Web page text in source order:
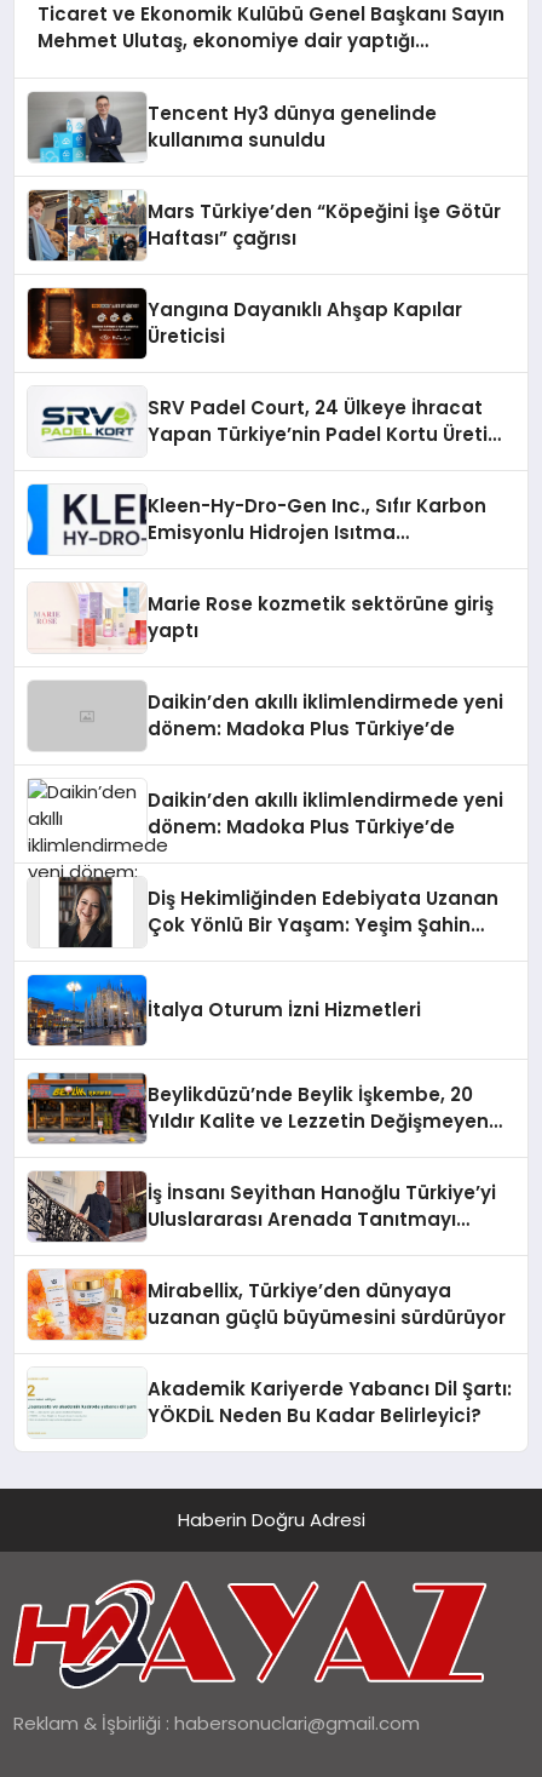
Ticaret ve Ekonomik Kulübü Genel Başkanı Sayın
Mehmet Ulutaş, ekonomiye dair yaptığı
Tencent Hy3 dünya genelinde
kullanıma sunuldu
Mars Türkiye’den “Köpeğini İşe Götür
Haftası” çağrısı
Yangına Dayanıklı Ahşap Kapılar
Üreticisi
SRV Padel Court, 24 Ülkeye İhracat
Yapan Türkiye’nin Padel Kortu Üretim
Kleen-Hy-Dro-Gen Inc., Sıfır Karbon
Emisyonlu Hidrojen Isıtma
Marie Rose kozmetik sektörüne giriş
yaptı
Daikin’den akıllı iklimlendirmede yeni
dönem: Madoka Plus Türkiye’de
Daikin’den akıllı iklimlendirmede yeni
dönem: Madoka Plus Türkiye’de
Diş Hekimliğinden Edebiyata Uzanan
Çok Yönlü Bir Yaşam: Yeşim Şahin
İtalya Oturum İzni Hizmetleri
Beylikdüzü’nde Beylik İşkembe, 20
Yıldır Kalite ve Lezzetin Değişmeyen
İş İnsanı Seyithan Hanoğlu Türkiye’yi
Uluslararası Arenada Tanıtmayı
Mirabellix, Türkiye’den dünyaya
uzanan güçlü büyümesini sürdürüyor
Akademik Kariyerde Yabancı Dil Şartı:
YÖKDİL Neden Bu Kadar Belirleyici?
Haberin Doğru Adresi
Reklam & İşbirliği :habersonuclari@gmail.com